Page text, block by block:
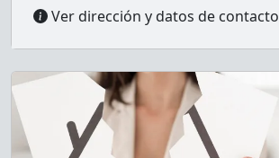
Ver dirección y datos de contacto